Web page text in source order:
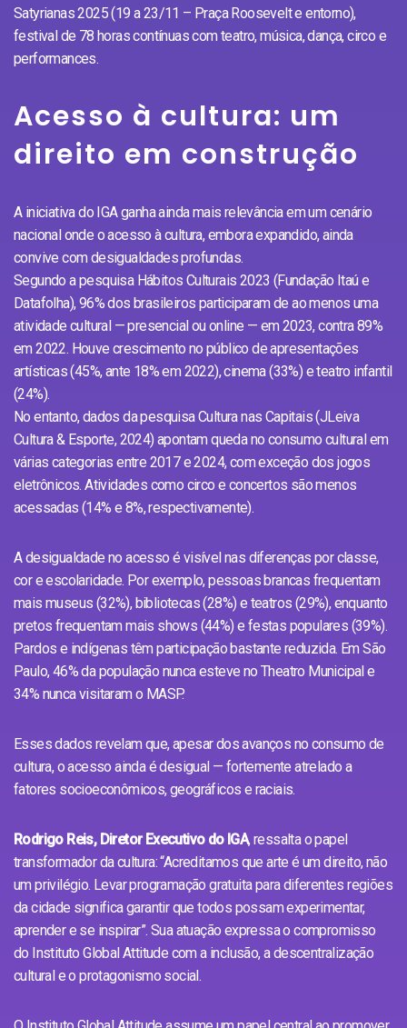
Satyrianas 2025 (19 a 23/11 – Praça Roosevelt e entorno),
festival de 78 horas contínuas com teatro, música, dança, circo e
performances.
Acesso à cultura: um
direito em construção
A iniciativa do IGA ganha ainda mais relevância em um cenário
nacional onde o acesso à cultura, embora expandido, ainda
convive com desigualdades profundas.
Segundo a pesquisa Hábitos Culturais 2023 (Fundação Itaú e
Datafolha), 96% dos brasileiros participaram de ao menos uma
atividade cultural — presencial ou online — em 2023, contra 89%
em 2022. Houve crescimento no público de apresentações
artísticas (45%, ante 18% em 2022), cinema (33%) e teatro infantil
(24%).
No entanto, dados da pesquisa Cultura nas Capitais (JLeiva
Cultura & Esporte, 2024) apontam queda no consumo cultural em
várias categorias entre 2017 e 2024, com exceção dos jogos
eletrônicos. Atividades como circo e concertos são menos
acessadas (14% e 8%, respectivamente).
A desigualdade no acesso é visível nas diferenças por classe,
cor e escolaridade. Por exemplo, pessoas brancas frequentam
mais museus (32%), bibliotecas (28%) e teatros (29%), enquanto
pretos frequentam mais shows (44%) e festas populares (39%).
Pardos e indígenas têm participação bastante reduzida. Em São
Paulo, 46% da população nunca esteve no Theatro Municipal e
34% nunca visitaram o MASP.
Esses dados revelam que, apesar dos avanços no consumo de
cultura, o acesso ainda é desigual — fortemente atrelado a
fatores socioeconômicos, geográficos e raciais.
Rodrigo Reis, Diretor Executivo do IGA, ressalta o papel
transformador da cultura: “Acreditamos que arte é um direito, não
um privilégio. Levar programação gratuita para diferentes regiões
da cidade significa garantir que todos possam experimentar,
aprender e se inspirar”. Sua atuação expressa o compromisso
do Instituto Global Attitude com a inclusão, a descentralização
cultural e o protagonismo social.